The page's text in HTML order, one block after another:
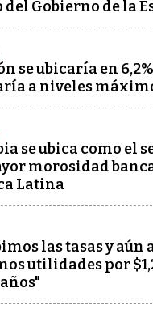
del Gobierno de la
se ubicaría en
a niveles
se ubica como el
morosidad
Latina
las tasas y aún
utilidades por